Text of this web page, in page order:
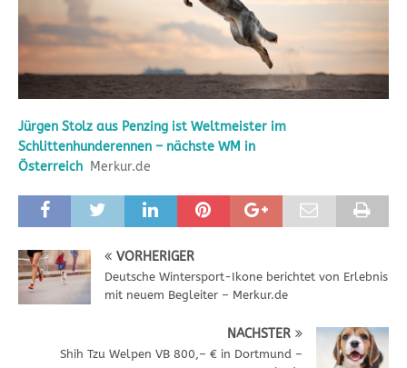
Jürgen Stolz aus Penzing ist Weltmeister im
Schlittenhunderennen – nächste WM in
Österreich Merkur.de
VORHERIGER
Deutsche Wintersport-Ikone berichtet von Erlebnis
mit neuem Begleiter – Merkur.de
NÄCHSTER
Shih Tzu Welpen VB 800,– € in Dortmund –